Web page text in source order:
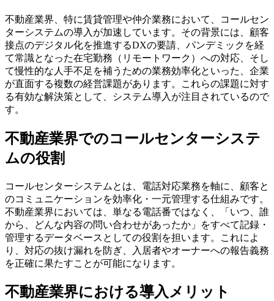
不動産業界、特に賃貸管理や仲介業務において、コールセン
ターシステムの導入が加速しています。その背景には、 顧客
接点のデジタル化を推進するDXの要請 、パンデミックを経
て常識となった在宅勤務（リモートワーク）への対応 、そし
て慢性的な 人手不足を補うための業務効率化といった、企業
が直面する複数の経営課題があります。これらの課題に対す
る有効な解決策として、システム導入が注目されているので
す。
不動産業界でのコールセンターシステ
ムの役割
コールセンターシステムとは、電話対応業務を軸に、顧客と
のコミュニケーションを効率化・一元管理する仕組みです。
不動産業界においては、単なる電話番ではなく、
「いつ、誰
から、どんな内容の問い合わせがあったか」をすべて記録・
管理するデータベース としての役割を担います。これによ
り、対応の抜け漏れを防ぎ、入居者やオーナーへの報告義務
を正確に果たすことが可能になります。
不動産業界における導入メリット